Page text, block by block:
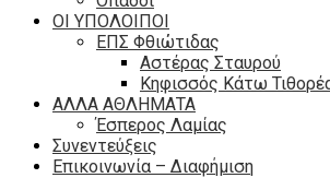
ΟΙ ΥΠΟΛΟΙΠΟΙ
ΕΠΣ Φθιώτιδας
Αστέρας Σταυρού
Κηφισσός Κάτω
ΑΛΛΑ ΑΘΛΗΜΑΤΑ
Έσπερος Λαμίας
Συνεντεύξεις
Επικοινωνία – Διαφήμιση